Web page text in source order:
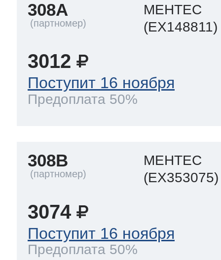
308A
МЕНТЕС
(EX148811)
3012
Поступит 16 ноября
Предоплата 50%
308B
МЕНТЕС
(EX353075)
3074
Поступит 16 ноября
Предоплата 50%